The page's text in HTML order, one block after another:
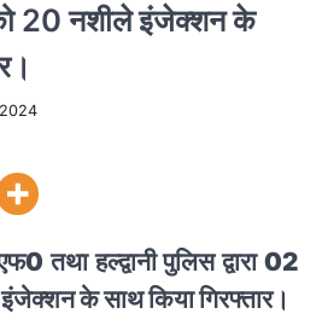
को 20 नशीले इंजेक्शन के
तथा हल्द्वानी पुलिस द्वारा 02
के साथ किया गिरफ्तार।